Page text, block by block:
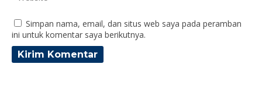
Simpan nama, email, dan situs web saya pada peramban
ini untuk komentar saya berikutnya.